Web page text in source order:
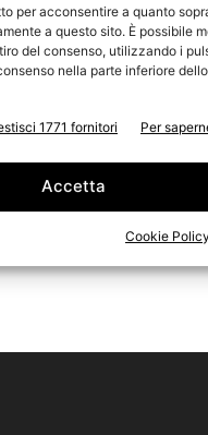
per acconsentire a quanto
a questo sito. È possibile
del consenso, utilizzando i
nella parte inferiore
1771 fornitori Per
Accetta
Cookie Policy